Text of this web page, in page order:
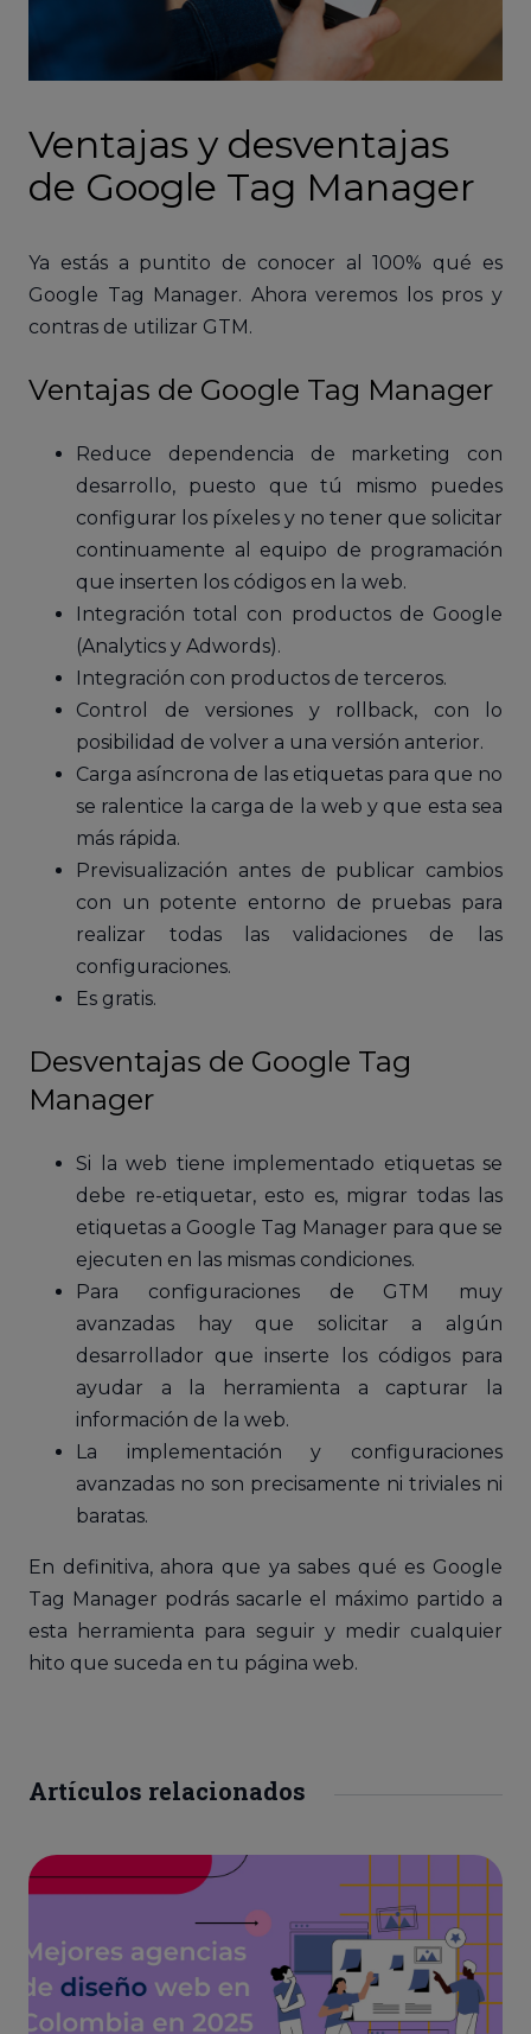
Ventajas y desventajas
de Google Tag Manager
Ya estás a puntito de conocer al 100% qué es
Google Tag Manager. Ahora veremos los pros y
contras de utilizar GTM.
Ventajas de Google Tag Manager
Reduce dependencia de marketing con
desarrollo, puesto que tú mismo puedes
configurar los píxeles y no tener que solicitar
continuamente al equipo de programación
que inserten los códigos en la web.
Integración total con productos de Google
(Analytics y Adwords).
Integración con productos de terceros.
Control de versiones y rollback, con lo
posibilidad de volver a una versión anterior.
Carga asíncrona de las etiquetas para que no
se ralentice la carga de la web y que esta sea
más rápida.
Previsualización antes de publicar cambios
con un potente entorno de pruebas para
realizar todas las validaciones de las
configuraciones.
Es gratis.
Desventajas de Google Tag
Manager
Si la web tiene implementado etiquetas se
debe re-etiquetar, esto es, migrar todas las
etiquetas a Google Tag Manager para que se
ejecuten en las mismas condiciones.
Para configuraciones de GTM muy
avanzadas hay que solicitar a algún
desarrollador que inserte los códigos para
ayudar a la herramienta a capturar la
información de la web.
La implementación y configuraciones
avanzadas no son precisamente ni triviales ni
baratas.
En definitiva, ahora que ya sabes qué es Google
Tag Manager podrás sacarle el máximo partido a
esta herramienta para seguir y medir cualquier
hito que suceda en tu página web.
Artículos relacionados